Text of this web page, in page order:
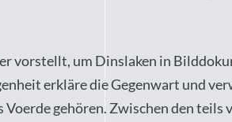
vorstellt, um Dinslaken in
erkläre die Gegenwart und
gehören. Zwischen den